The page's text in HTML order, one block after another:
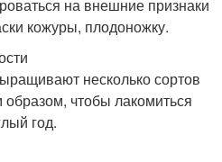
на внешние признаки
кожуры, плодоножку.
несколько сортов
чтобы лакомиться
год.